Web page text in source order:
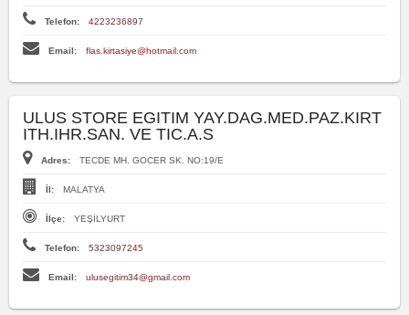
Telefon: 4223236897
Email: flas.kirtasiye@hotmail.com
ULUS STORE EGITIM YAY.DAG.MED.PAZ.KIRT
ITH.IHR.SAN. VE TIC.A.S
Adres: TECDE MH. GOCER SK. NO:19/E
İl: MALATYA
İlçe: YEŞİLYURT
Telefon: 5323097245
Email: ulusegitim34@gmail.com